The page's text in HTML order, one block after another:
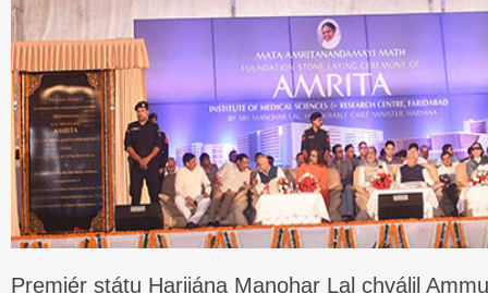
Premiér státu Harijána Manohar Lal chválil